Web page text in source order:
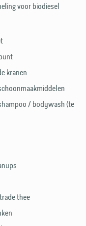
voor bio­diesel
kranen
/ bodywash (te
thee